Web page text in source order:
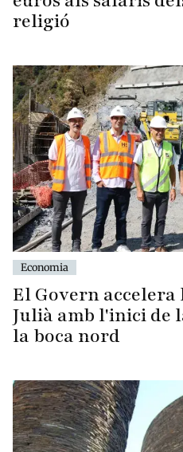
religió
Economia
El Govern
Julià amb l'inici de
la boca nord